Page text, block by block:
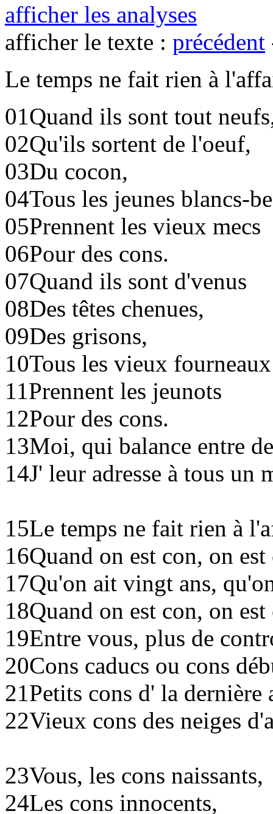
afficher les analyses
afficher le texte : précédent
Le temps ne fait rien à
01Quand ils sont tout
02Qu'ils sortent de l'oeuf,
03Du cocon,
04Tous les jeunes blancs-
05Prennent les vieux mecs
06Pour des cons.
07Quand ils sont d'venus
08Des têtes chenues,
09Des grisons,
10Tous les vieux fourneaux
11Prennent les jeunots
12Pour des cons.
13Moi, qui balance entre
14J' leur adresse à tous un
15Le temps ne fait rien à
16Quand on est con, on
17Qu'on ait vingt ans,
18Quand on est con, on est
19Entre vous, plus de
20Cons caducs ou cons
21Petits cons d' la dernière
22Vieux cons des neiges
23Vous, les cons naissants,
24Les cons innocents,